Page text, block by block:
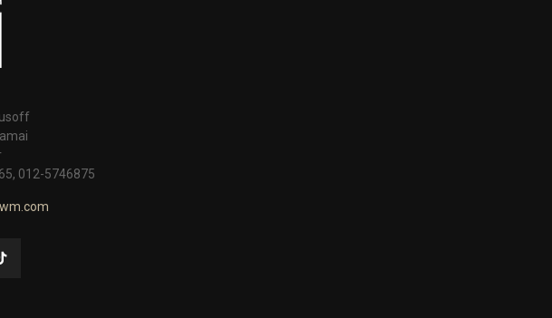
012-5746875